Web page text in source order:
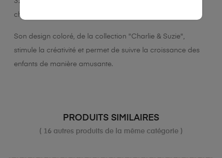
chambres ou les aires de jeux.
Son design coloré, de la collection "Charlie & Suzie",
stimule la créativité et permet de suivre la croissance des
enfants de manière amusante.
PRODUITS SIMILAIRES
( 16 autres produits de la même catégorie )